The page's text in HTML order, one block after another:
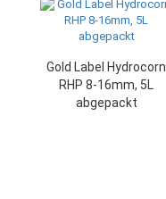
Gold Label Hydrocorn
RHP 8-16mm, 5L
abgepackt